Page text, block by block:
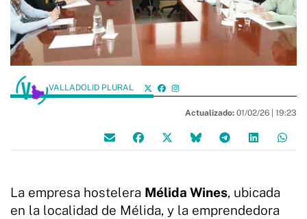
VALLADOLID PLURAL
Actualizado: 01/02/26 | 19:23
La empresa hostelera Mélida Wines, ubicada
en la localidad de Mélida, y la emprendedora